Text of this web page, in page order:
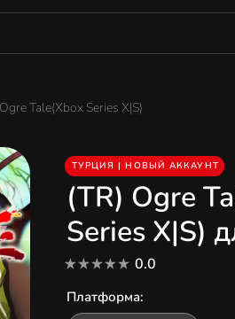
Tale(Xbox Series X|S)
ТУРЦИЯ | НОВЫЙ АККАУНТ
(TR) Ogre
Series X|S)
0.0
Платформа: